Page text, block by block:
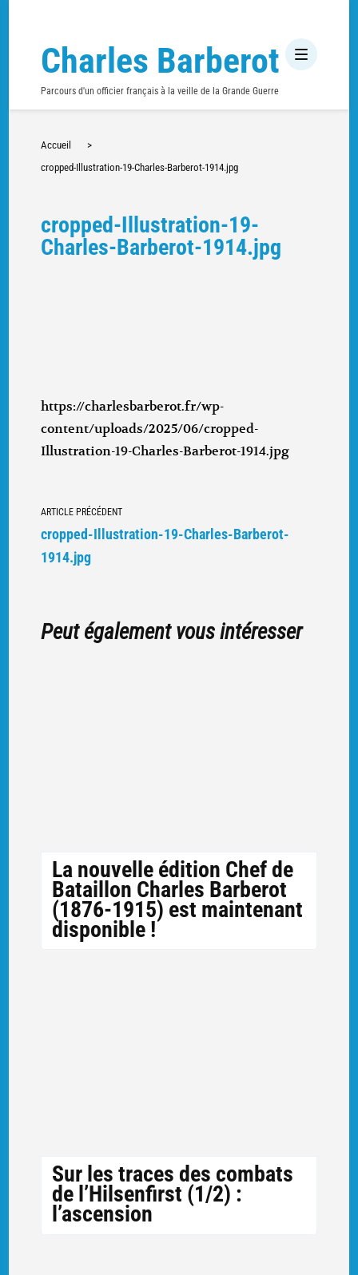
Charles Barberot
Parcours d'un officier français à la veille de la Grande Guerre
Accueil
>
cropped-Illustration-19-Charles-Barberot-1914.jpg
cropped-Illustration-19-
Charles-Barberot-1914.jpg
https://charlesbarberot.fr/wp-
content/uploads/2025/06/cropped-
Illustration-19-Charles-Barberot-1914.jpg
Navigation
vers
d'autres
ARTICLE PRÉCÉDENT
cropped-Illustration-19-Charles-Barberot-
1914.jpg
Peut également vous intéresser
La nouvelle édition Chef de
Bataillon Charles Barberot
(1876-1915) est maintenant
disponible !
Sur les traces des combats
de l’Hilsenfirst (1/2) :
l’ascension